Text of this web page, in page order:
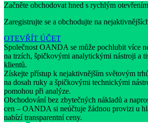
Začněte obchodovat hned s rychlým
Zaregistrujte se a obchodujte na
OTEVŘÍT ÚČET
Společnost OANDA se může pochlubit více
na trzích, špičkovými analytickými nástroji a
klientů.
Získejte přístup k nejaktivnějším světovým
na dosah ruky a špičkovými technickými
pomohou při analýze.
Obchodování bez zbytečných nákladů a
cen – OANDA si neúčtuje žádnou provizi u
nabízí transparentní ceny.